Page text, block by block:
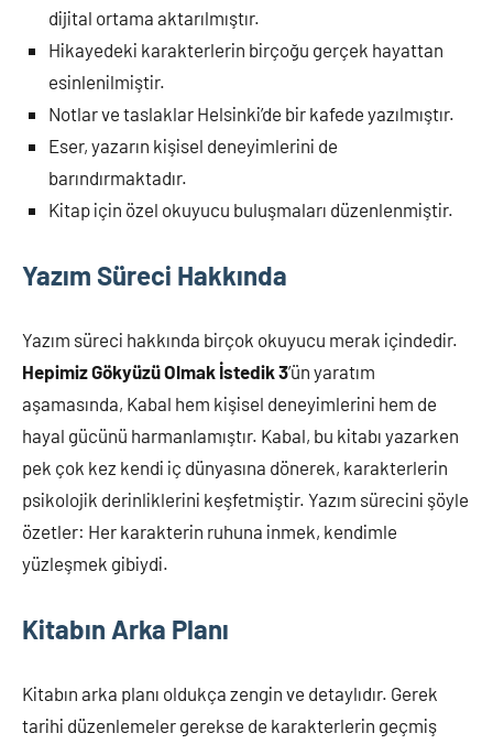
dijital ortama aktarılmıştır.
Hikayedeki karakterlerin birçoğu gerçek hayattan
esinlenilmiştir.
Notlar ve taslaklar Helsinki’de bir kafede yazılmıştır.
Eser, yazarın kişisel deneyimlerini de
barındırmaktadır.
Kitap için özel okuyucu buluşmaları düzenlenmiştir.
Yazım Süreci Hakkında
Yazım süreci hakkında birçok okuyucu merak içindedir.
Hepimiz Gökyüzü Olmak İstedik 3’ün yaratım
aşamasında, Kabal hem kişisel deneyimlerini hem de
hayal gücünü harmanlamıştır. Kabal, bu kitabı yazarken
pek çok kez kendi iç dünyasına dönerek, karakterlerin
psikolojik derinliklerini keşfetmiştir. Yazım sürecini şöyle
özetler: Her karakterin ruhuna inmek, kendimle
yüzleşmek gibiydi.
Kitabın Arka Planı
Kitabın arka planı oldukça zengin ve detaylıdır. Gerek
tarihi düzenlemeler gerekse de karakterlerin geçmiş